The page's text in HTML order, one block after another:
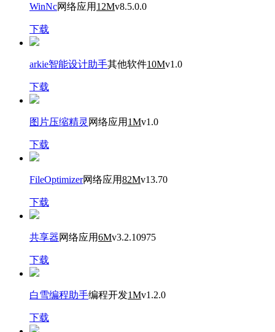
WinNc网络应用 12Mv8.5.0.0
下载
arkie智能设计助手其他软件10Mv1.0
下载
图片压缩精灵 网络应用 1Mv1.0
下载
FileOptimizer网络应用82Mv13.70
下载
共享器网络应用6Mv3.2.10975
下载
白雪编程助手编程开发1Mv1.2.0
下载